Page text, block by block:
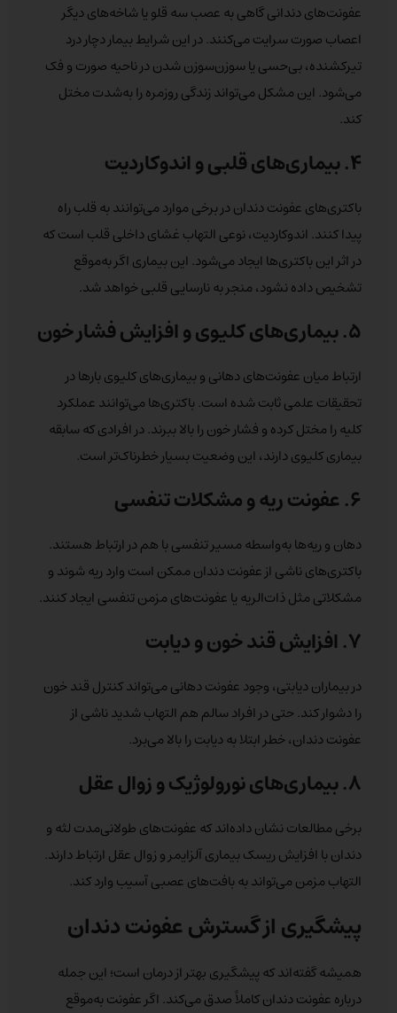
عفونت‌های دندانی گاهی به عصب سه قلو یا شاخه‌های دیگر
اعصاب صورت سرایت می‌کنند. در این شرایط بیمار دچار درد
تیرکشنده، بی‌حسی یا سوزن‌سوزن شدن در ناحیه صورت و فک
می‌شود. این مشکل می‌تواند زندگی روزمره را به‌شدت مختل
کند.
۴. بیماری‌های قلبی و اندوکاردیت
باکتری‌های عفونت دندان در برخی موارد می‌توانند به قلب راه
پیدا کنند. اندوکاردیت، نوعی التهاب غشای داخلی قلب است که
در اثر این باکتری‌ها ایجاد می‌شود. این بیماری اگر به‌موقع
تشخیص داده نشود، منجر به نارسایی قلبی خواهد شد.
۵. بیماری‌های کلیوی و افزایش فشار خون
ارتباط میان عفونت‌های دهانی و بیماری‌های کلیوی بارها در
تحقیقات علمی ثابت شده است. باکتری‌ها می‌توانند عملکرد
کلیه را مختل کرده و فشار خون را بالا ببرند. در افرادی که سابقه
بیماری کلیوی دارند، این وضعیت بسیار خطرناک‌تر است.
۶. عفونت ریه و مشکلات تنفسی
دهان و ریه‌ها به‌واسطه مسیر تنفسی با هم در ارتباط هستند.
باکتری‌های ناشی از عفونت دندان ممکن است وارد ریه شوند و
مشکلاتی مثل ذات‌الریه یا عفونت‌های مزمن تنفسی ایجاد کنند.
۷. افزایش قند خون و دیابت
در بیماران دیابتی، وجود عفونت دهانی می‌تواند کنترل قند خون
را دشوار کند. حتی در افراد سالم هم التهاب شدید ناشی از
عفونت دندان، خطر ابتلا به دیابت را بالا می‌برد.
۸. بیماری‌های نورولوژیک و زوال عقل
برخی مطالعات نشان داده‌اند که عفونت‌های طولانی‌مدت لثه و
دندان با افزایش ریسک بیماری آلزایمر و زوال عقل ارتباط دارند.
التهاب مزمن می‌تواند به بافت‌های عصبی آسیب وارد کند.
پیشگیری از گسترش عفونت دندان
همیشه گفته‌اند که پیشگیری بهتر از درمان است؛ این جمله
درباره عفونت دندان کاملاً صدق می‌کند. اگر عفونت به‌موقع